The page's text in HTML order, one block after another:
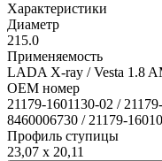
Характеристики
Диаметр
215.0
Применяемость
LADA X-ray / Vesta 1.8
OEM номер
21179-1601130-02 /
8460006730 / 21179-
Профиль ступицы
23,07 x 20,11